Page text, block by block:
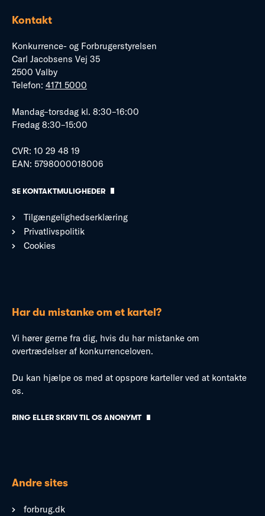
Kontakt
Konkurrence- og Forbrugerstyrelsen
Carl Jacobsens Vej 35
2500 Valby
Telefon: 4171 5000
Mandag–torsdag kl. 8:30–16:00
Fredag 8:30–15:00
CVR: 10 29 48 19
EAN: 5798000018006
SE KONTAKTMULIGHEDER
Tilgængelighedserklæring
Privatlivspolitik
Cookies
Har du mistanke om et kartel?
Vi hører gerne fra dig, hvis du har mistanke om
overtrædelser af konkurrenceloven.
Du kan hjælpe os med at opspore karteller ved at kontakte
os.
RING ELLER SKRIV TIL OS ANONYMT
Andre sites
forbrug.dk